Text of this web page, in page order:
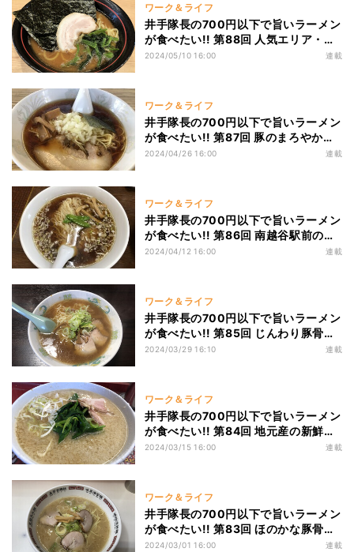
ワーク＆ライフ
井手隊長の700円以下で旨いラーメン
が食べたい!! 第88回 人気エリア・綱
島駅徒歩1分! 濃厚ながらじんわり仕上
2024/05/10 16:00 連載
ワーク＆ライフ
井手隊長の700円以下で旨いラーメン
が食べたい!! 第87回 豚のまろやか旨
味と醤油のキレ! 昭島に佇む絶品八王
2024/04/26 16:00 連載
ワーク＆ライフ
井手隊長の700円以下で旨いラーメン
が食べたい!! 第86回 南越谷駅前の大
盛り激ウマ町中華「華萬」! 半チャー
2024/04/12 16:00 連載
ワーク＆ライフ
井手隊長の700円以下で旨いラーメン
が食べたい!! 第85回 じんわり豚骨醤
油ラーメンに舌鼓! 新潟・妙高のマン
2024/03/29 16:10 連載
ワーク＆ライフ
井手隊長の700円以下で旨いラーメン
が食べたい!! 第84回 地元産の新鮮な
生もつで作るもつ煮と背脂ラーメンが
2024/03/15 16:00 連載
ワーク＆ライフ
井手隊長の700円以下で旨いラーメン
が食べたい!! 第83回 ほのかな豚骨の
熟成感が最高! 山口の宇部ラーメンの
2024/03/01 16:00 連載